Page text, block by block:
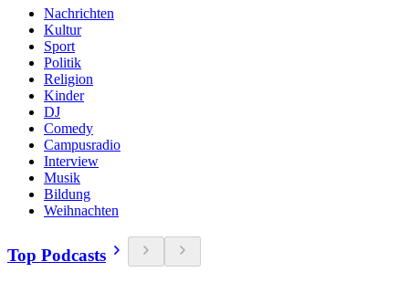
Nachrichten
Kultur
Sport
Politik
Religion
Kinder
DJ
Comedy
Campusradio
Interview
Musik
Bildung
Weihnachten
Top Podcasts